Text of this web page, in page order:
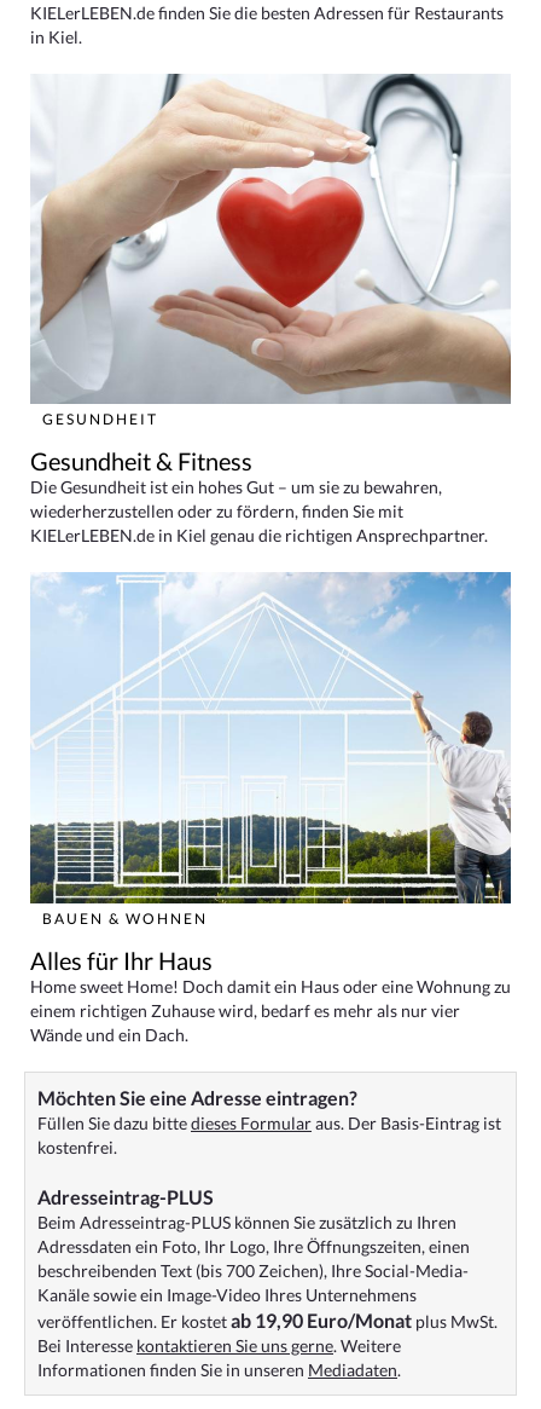
KIELerLEBEN.de finden Sie die besten Adressen für Restaurants
in Kiel.
GESUNDHEIT
Gesundheit & Fitness
Die Gesundheit ist ein hohes Gut – um sie zu bewahren,
wiederherzustellen oder zu fördern, finden Sie mit
KIELerLEBEN.de in Kiel genau die richtigen Ansprechpartner.
BAUEN & WOHNEN
Alles für Ihr Haus
Home sweet Home! Doch damit ein Haus oder eine Wohnung zu
einem richtigen Zuhause wird, bedarf es mehr als nur vier
Wände und ein Dach.
Möchten Sie eine Adresse eintragen?
Füllen Sie dazu bittedieses Formularaus. Der Basis-Eintrag ist
kostenfrei.
Adresseintrag-PLUS
Beim Adresseintrag-PLUS können Sie zusätzlich zu Ihren
Adressdaten ein Foto, Ihr Logo, Ihre Öffnungszeiten, einen
beschreibenden Text (bis 700 Zeichen), Ihre Social-Media-
Kanäle sowie ein Image-Video Ihres Unternehmens
veröffentlichen. Er kostetab 19,90 Euro/Monat plus MwSt.
Bei Interesse kontaktieren Sie uns gerne. Weitere
Informationen finden Sie in unseren Mediadaten.